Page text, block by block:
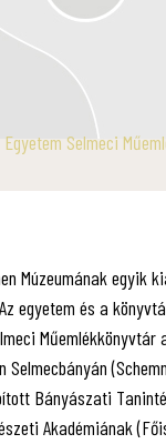
Selmeci
Múzeumának egyik
egyetem és a
Műemlékkönyvtár
Selmecbányán
Bányászati
Akadémiának